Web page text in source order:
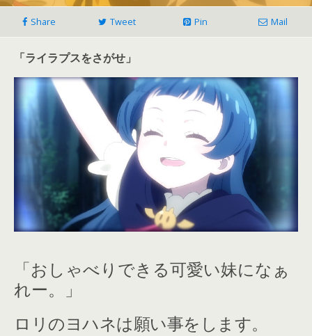
Share Tweet Pin Mail
「ライラプスをさがせ」
「おしゃべりできる可愛い妹になぁ
れー。」
ロリのヨハネは願い事をします。